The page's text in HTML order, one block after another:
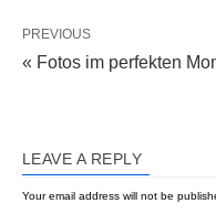
PREVIOUS
« Fotos im perfekten
LEAVE A REPLY
Your email address will not be